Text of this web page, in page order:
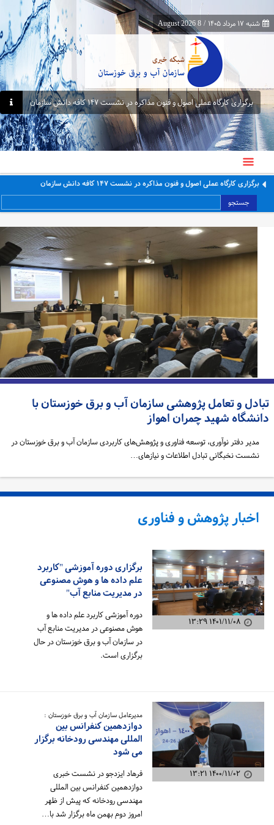
شنبه ۱۷ مرداد ۱۴۰۵ /
8 August 2026
برگزاری کارگاه عملی اصول و فنون مذاکره در نشست ۱۴۷ کافه دانش سازمان
جمع‌آوری ۳۰ لوله سیفون غیرمجاز از شبکه آبیاری حمیدیه در راستای ساماندهی و تحقق
عدالت آبی
جستجو
و تعامل پژوهشی سازمان آب و برق خوزستان با
شهید چمران اهواز
مدیر دفتر نوآوری، توسعه فناوری و پژوهش‌های کاربردی سازمان آب و برق خوزستان در
اخبار پژوهش و فناوری
۱۴۰۱/۱۱/۰۸ ۱۳:۲۹
برگزاری دوره آموزشی "کاربرد
علم داده ها و هوش مصنوعی
در مدیریت منابع آب"
دوره آموزشی کاربرد علم داده ها و
هوش مصنوعی در مدیریت منابع آب
در سازمان آب و برق خوزستان در حال
۱۴۰۰/۱۱/۰۲ ۱۳:۲۱
مدیرعامل سازمان آب و برق خوزستان :
دوازدهمین کنفرانس بین
المللی مهندسی رودخانه برگزار
می شود
فرهاد ایزدجو در نشست خبری
دوازدهمین کنفرانس بین المللی
مهندسی رودخانه که پیش از ظهر